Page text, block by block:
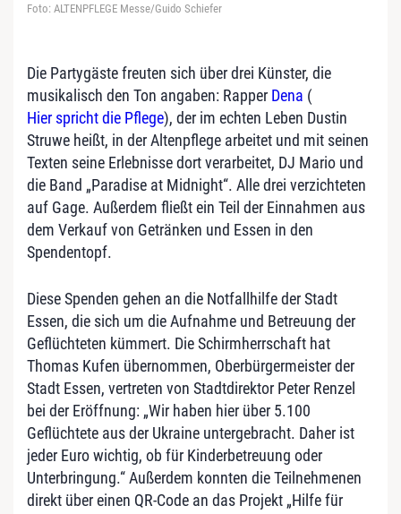
Foto: ALTENPFLEGE Messe/Guido Schiefer
Die Partygäste freuten sich über drei Künster, die
musikalisch den Ton angaben: Rapper Dena (
Hier spricht die Pflege), der im echten Leben Dustin
Struwe heißt, in der Altenpflege arbeitet und mit seinen
Texten seine Erlebnisse dort verarbeitet, DJ Mario und
die Band „Paradise at Midnight“. Alle drei verzichteten
auf Gage. Außerdem fließt ein Teil der Einnahmen aus
dem Verkauf von Getränken und Essen in den
Spendentopf.
Diese Spenden gehen an die Notfallhilfe der Stadt
Essen, die sich um die Aufnahme und Betreuung der
Geflüchteten kümmert. Die Schirmherrschaft hat
Thomas Kufen übernommen, Oberbürgermeister der
Stadt Essen, vertreten von Stadtdirektor Peter Renzel
bei der Eröffnung: „Wir haben hier über 5.100
Geflüchtete aus der Ukraine untergebracht. Daher ist
jeder Euro wichtig, ob für Kinderbetreuung oder
Unterbringung.“ Außerdem konnten die Teilnehmenen
direkt über einen QR-Code an das Projekt „Hilfe für